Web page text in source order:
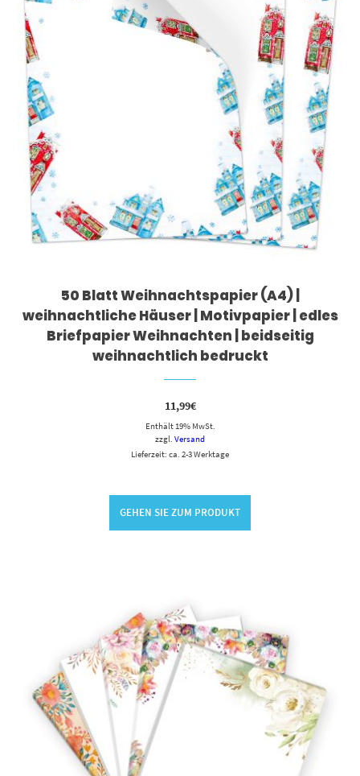
50 Blatt Weihnachtspapier (A4) |
weihnachtliche Häuser | Motivpapier | edles
Briefpapier Weihnachten | beidseitig
weihnachtlich bedruckt
11,99€
Enthält 19% MwSt.
zzgl. Versand
Lieferzeit: ca. 2-3 Werktage
GEHEN SIE ZUM PRODUKT